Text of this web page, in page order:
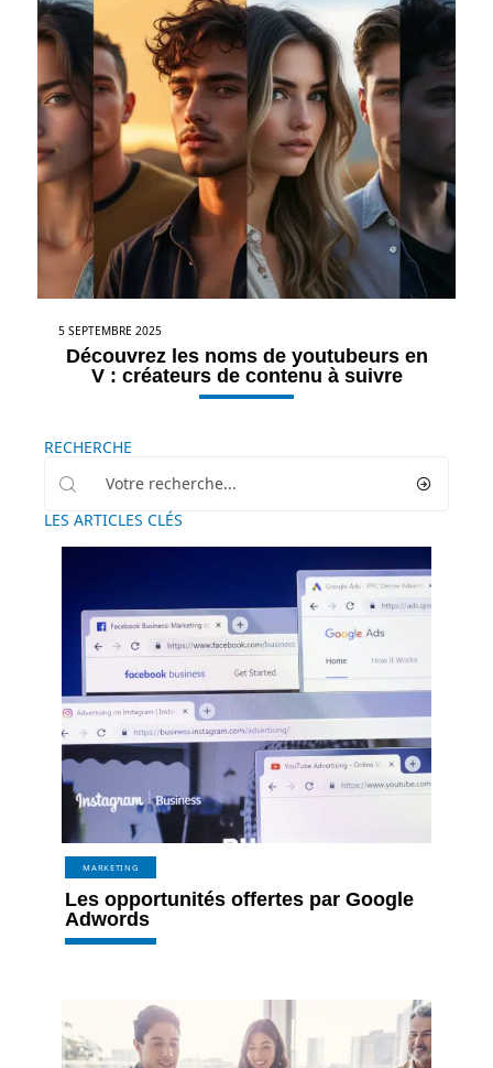
5 SEPTEMBRE 2025
Découvrez les noms de youtubeurs en
V : créateurs de contenu à suivre
RECHERCHE
LES ARTICLES CLÉS
MARKETING
Les opportunités offertes par Google
Adwords